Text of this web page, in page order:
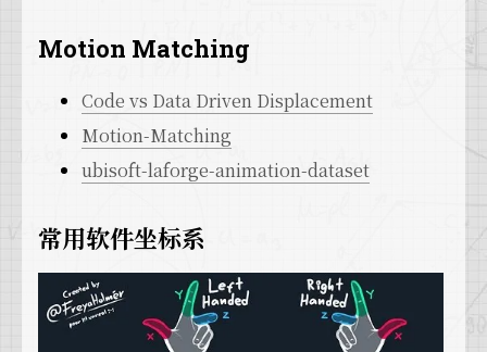
Motion Matching
Code vs Data Driven Displacement
Motion-Matching
ubisoft-laforge-animation-dataset
常用软件坐标系